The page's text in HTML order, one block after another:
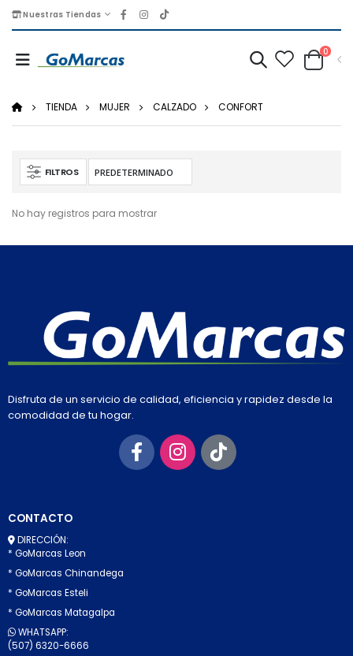
Nuestras Tiendas
0
TIENDA MUJER CALZADO CONFORT
FILTROS
No hay registros para mostrar
Disfruta de un servicio de calidad, eficiencia y rapidez desde la
comodidad de tu hogar.
CONTACTO
DIRECCIÓN:
* GoMarcas Leon
* GoMarcas Chinandega
* GoMarcas Esteli
* GoMarcas Matagalpa
WHATSAPP:
(507) 6320-6666